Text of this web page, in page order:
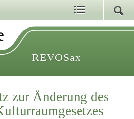
REVOSax
zur Änderung des